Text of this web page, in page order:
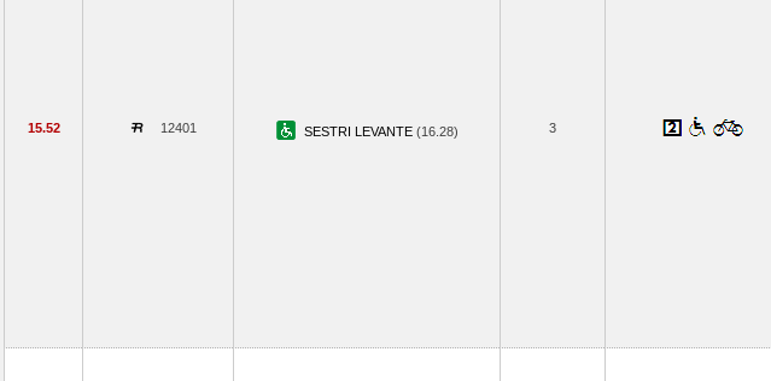
15.52 12401 SESTRI LEVANTE (16.28) 3